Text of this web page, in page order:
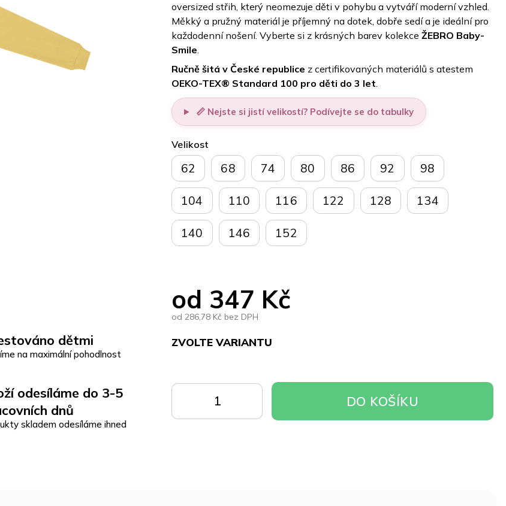
dětmi
na maximální pohodlnost
odesíláme do 3-5
dnů
skladem odesíláme ihned
od 347 Kč
od286,78 Kč bez DPH
ZVOLTE VARIANTU
Velikost
62 68 74 80 86 92 98
104 110 116 122 128 134
140 146 152
DO KOŠÍKU
oversized střih, který neomezuje děti v pohybu a vytváří moderní vzhled.
Měkký a pružný materiál je příjemný na dotek, dobře sedí a je ideální pro
každodenní nošení. Vyberte si z krásných barev kolekceŽEBRO Baby-
Smile.
Ručně šitá v České republice z certifikovaných materiálů s atestem
OEKO-TEX® Standard 100 pro děti do 3 let.
📏 Nejste si jistí velikostí? Podívejte se do tabulky